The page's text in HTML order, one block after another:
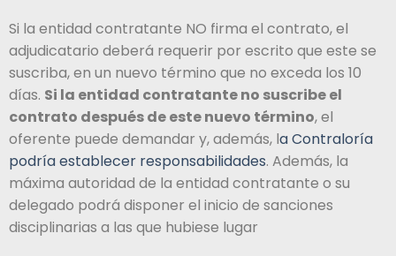
Si la entidad contratante NO firma el contrato, el
adjudicatario deberá requerir por escrito que este se
suscriba, en un nuevo término que no exceda los 10
días. Si la entidad contratante no suscribe el
contrato después de este nuevo término, el
oferente puede demandar y, además, la Contraloría
podría establecer responsabilidades. Además, la
máxima autoridad de la entidad contratante o su
delegado podrá disponer el inicio de sanciones
disciplinarias a las que hubiese lugar